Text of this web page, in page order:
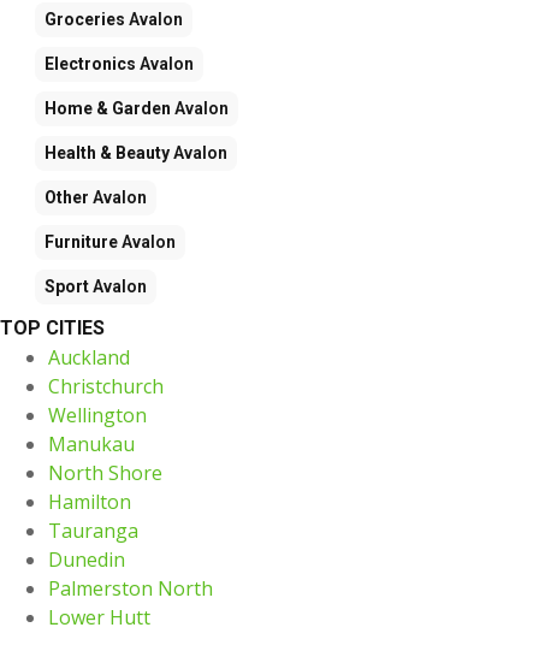
Groceries Avalon
Electronics Avalon
Home & Garden Avalon
Health & BeautyAvalon
Other Avalon
FurnitureAvalon
SportAvalon
TOP CITIES
Auckland
Christchurch
Wellington
Manukau
North Shore
Hamilton
Tauranga
Dunedin
Palmerston North
Lower Hutt